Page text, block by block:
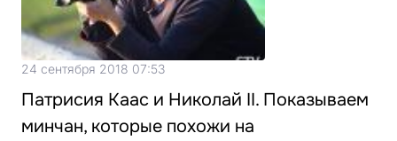
24 сентября 2018 07:53
Патрисия Каас и Николай II. Показываем
минчан, которые похожи на